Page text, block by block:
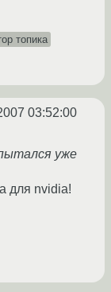
топика
03:52:00
уже
для nvidia!